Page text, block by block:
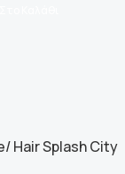
Hair Splash City